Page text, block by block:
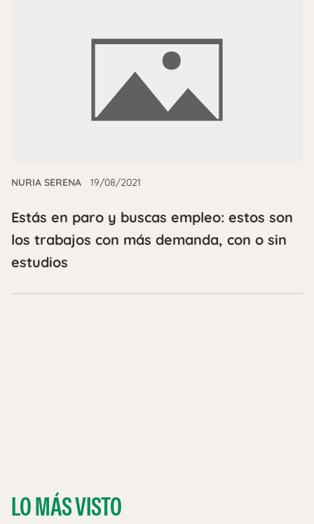
NURIA SERENA 19/08/2021
Estás en paro y buscas empleo: estos son
los trabajos con más demanda, con o sin
estudios
LO MÁS VISTO